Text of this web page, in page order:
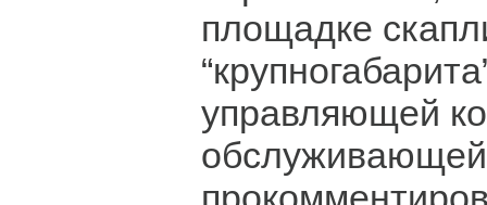
площадке
управляющей